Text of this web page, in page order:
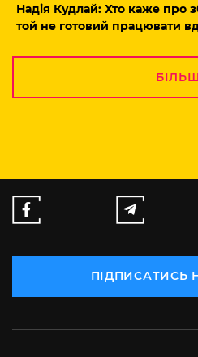
Надія Кудлай: Хто каже про
той не готовий працювати
ПІДПИСАТИСЬ